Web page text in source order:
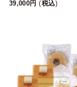
39,000 税込